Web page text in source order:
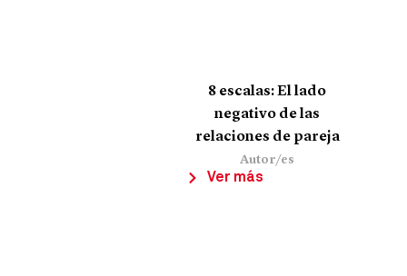
8 escalas: El lado
negativo de las
relaciones de pareja
Autor/es
Ver más